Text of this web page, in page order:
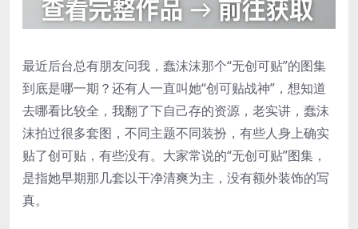
最近后台总有朋友问我，蠢沫沫那个“无创可贴”的图集
到底是哪一期？还有人一直叫她“创可贴战神”，想知道
去哪看比较全，我翻了下自己存的资源，老实讲，蠢沫
沫拍过很多套图，不同主题不同装扮，有些人身上确实
贴了创可贴，有些没有。大家常说的“无创可贴”图集，
是指她早期那几套以干净清爽为主，没有额外装饰的写
真。